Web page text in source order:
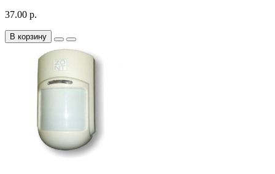
37.00 р.
В корзину